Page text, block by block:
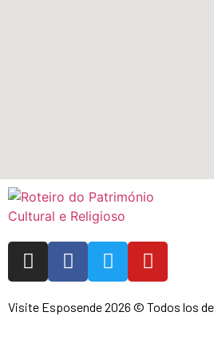
Visite Esposende 2026 © Todos los